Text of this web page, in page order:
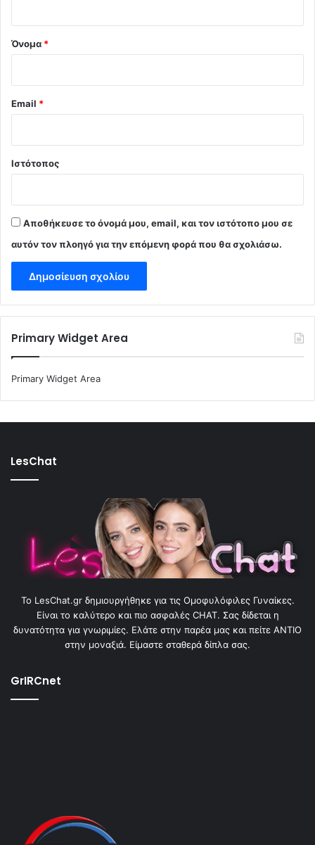
Όνομα *
Email *
Ιστότοπος
Αποθήκευσε το όνομά μου, email, και τον ιστότοπο μου σε
αυτόν τον πλοηγό για την επόμενη φορά που θα σχολιάσω.
Primary Widget Area
Primary Widget Area
LesChat
To LesChat.gr δημιουργήθηκε για τις Ομοφυλόφιλες Γυναίκες.
Είναι το καλύτερο και πιο ασφαλές CHAT. Σας δίδεται η
δυνατότητα για γνωριμίες. Ελάτε στην παρέα μας και πείτε ΑΝΤΙΟ
στην μοναξιά. Είμαστε σταθερά δίπλα σας.
GrIRCnet